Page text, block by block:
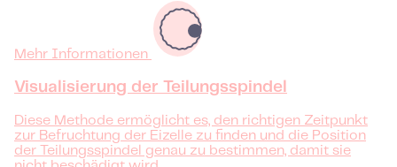
Mehr Informationen
Visualisierung der Teilungsspindel
Diese Methode ermöglicht es, den richtigen Zeitpunkt
zur Befruchtung der Eizelle zu finden und die Position
der Teilungsspindel genau zu bestimmen, damit sie